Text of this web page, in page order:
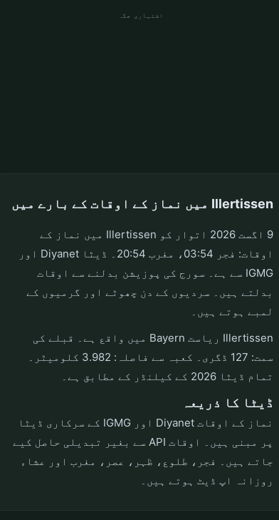
اشتہاری جگہ
Illertissen میں نماز کے اوقات کے بارے میں
9 اگست 2026 اتوار کو Illertissen میں نماز کے
اوقات: فجر 03:54، مغرب 20:54۔ ڈیٹا Diyanet اور
IGMG سے ہے۔ سورج کی پوزیشن بدلنے سے اوقات
بدلتے ہیں۔ سردیوں کے دن چھوٹے اور گرمیوں کے
لمبے ہوتے ہیں۔
Illertissen ریاست Bayern میں واقع ہے۔ قبلے کی
سمت: 127 ڈگری۔ کعبہ سے فاصلہ: 3.982 کلومیٹر۔
تمام ڈیٹا 2026 کے کیلنڈر کے مطابق ہے۔
ڈیٹا کا ذریعہ
نماز کے اوقات Diyanet اور IGMG کے سرکاری ڈیٹا
پر مبنی ہیں۔ اوقات API سے بغیر تبدیلی حاصل کیے
جاتے ہیں۔ فجر، طلوع، ظہر، عصر، مغرب اور عشاء
روزانہ اپ ڈیٹ ہوتے ہیں۔